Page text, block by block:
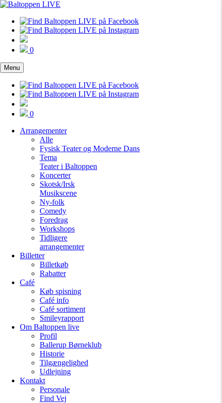
0
Menu
0
Arrangementer
Alle
Fysisk Teater og Moderne Dans
Tema
Teater i Baltoppen
Koncerter
Skotsk/Irsk
Musikscene
Ny-folk
Comedy
Foredrag
Workshops
Tidligere
arrangementer
Billetter
Billetkøb
Rabatter
Café
Køb spisning
Café info
Café sortiment
Smileyrapport
Om Baltoppen live
Profil
Ballerup Børneklub
Historie
Tilgængelighed
Udlejning
Kontakt
Personale
Find Vej